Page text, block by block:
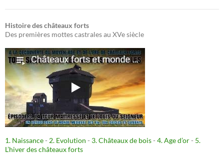
Histoire des châteaux forts
Des premières mottes castrales au XVe siècle
1. Naissance- 2. Evolution - 3. Châteaux de bois- 4. Age d’or- 5.
L’hiver des châteaux forts